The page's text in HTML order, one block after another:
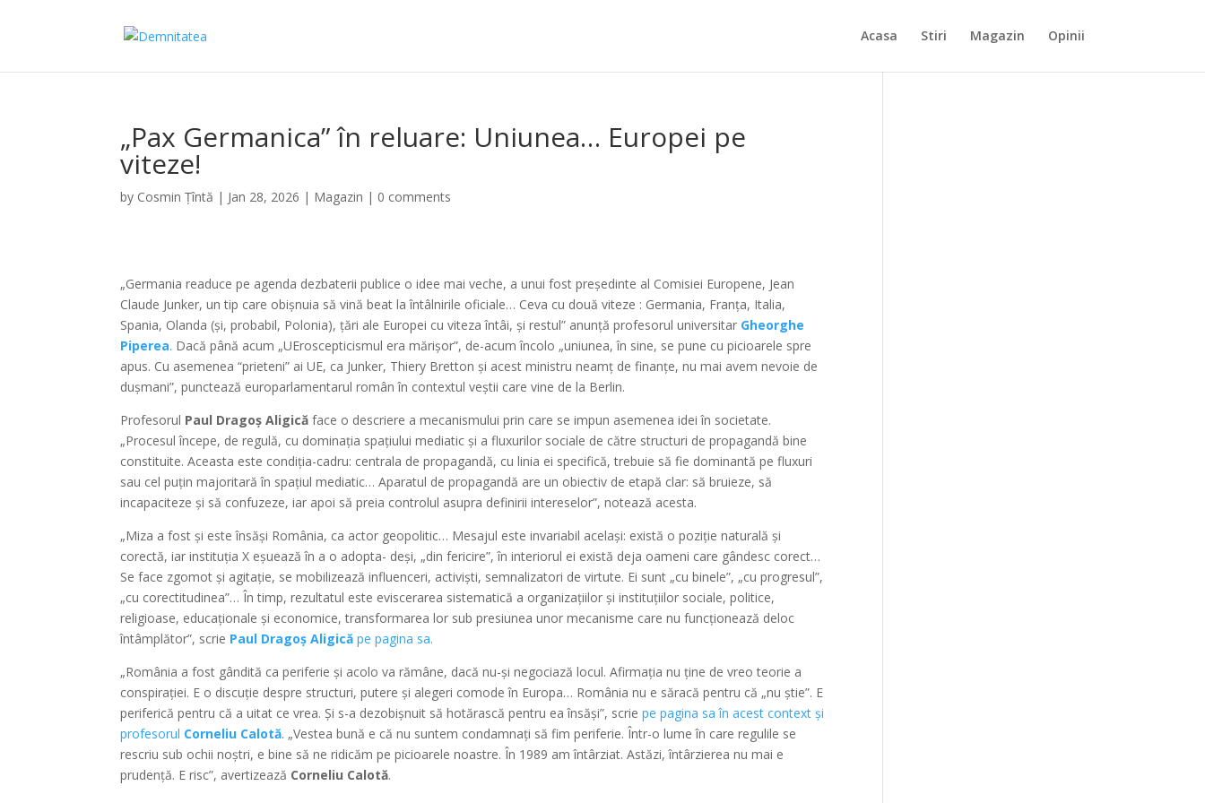
Acasa Stiri Magazin Opinii
„Pax Germanica” în reluare: Uniunea… Europei pe
viteze!
by Cosmin Țîntă | Jan 28, 2026 | Magazin | 0 comments
„Germania readuce pe agenda dezbaterii publice o idee mai veche, a unui fost președinte al Comisiei Europene, Jean
Claude Junker, un tip care obișnuia să vină beat la întâlnirile oficiale… Ceva cu două viteze : Germania, Franța, Italia,
Spania, Olanda (și, probabil, Polonia), țări ale Europei cu viteza întâi, și restul” anunță profesorul universitar Gheorghe
Piperea. Dacă până acum „UEroscepticismul era mărișor”, de-acum încolo „uniunea, în sine, se pune cu picioarele spre
apus. Cu asemenea “prieteni” ai UE, ca Junker, Thiery Bretton și acest ministru neamț de finanțe, nu mai avem nevoie de
dușmani”, punctează europarlamentarul român în contextul veștii care vine de la Berlin.
Profesorul Paul Dragoș Aligică face o descriere a mecanismului prin care se impun asemenea idei în societate.
„Procesul începe, de regulă, cu dominația spațiului mediatic și a fluxurilor sociale de către structuri de propagandă bine
constituite. Aceasta este condiția-cadru: centrala de propagandă, cu linia ei specifică, trebuie să fie dominantă pe fluxuri
sau cel puțin majoritară în spațiul mediatic… Aparatul de propagandă are un obiectiv de etapă clar: să bruieze, să
incapaciteze și să confuzeze, iar apoi să preia controlul asupra definirii intereselor”, notează acesta.
„Miza a fost și este însăși România, ca actor geopolitic… Mesajul este invariabil același: există o poziție naturală și
corectă, iar instituția X eșuează în a o adopta- deși, „din fericire”, în interiorul ei există deja oameni care gândesc corect…
Se face zgomot și agitație, se mobilizează influenceri, activiști, semnalizatori de virtute. Ei sunt „cu binele”, „cu progresul”,
„cu corectitudinea”… În timp, rezultatul este eviscerarea sistematică a organizațiilor și instituțiilor sociale, politice,
religioase, educaționale și economice, transformarea lor sub presiunea unor mecanisme care nu funcționează deloc
întâmplător”, scrie Paul Dragoș Aligică pe pagina sa.
„România a fost gândită ca periferie și acolo va rămâne, dacă nu-și negociază locul. Afirmația nu ține de vreo teorie a
conspirației. E o discuție despre structuri, putere și alegeri comode în Europa… România nu e săracă pentru că „nu știe”. E
periferică pentru că a uitat ce vrea. Și s-a dezobișnuit să hotărască pentru ea însăși”, scriepe pagina sa în acest context și
profesorul Corneliu Calotă. „Vestea bună e că nu suntem condamnați să fim periferie. Într-o lume în care regulile se
rescriu sub ochii noștri, e bine să ne ridicăm pe picioarele noastre. În 1989 am întârziat. Astăzi, întârzierea nu mai e
prudență. E risc”, avertizează Corneliu Calotă.